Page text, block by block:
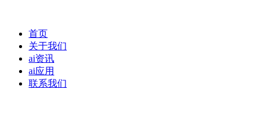
首页
关于我们
ai资讯
ai应用
联系我们